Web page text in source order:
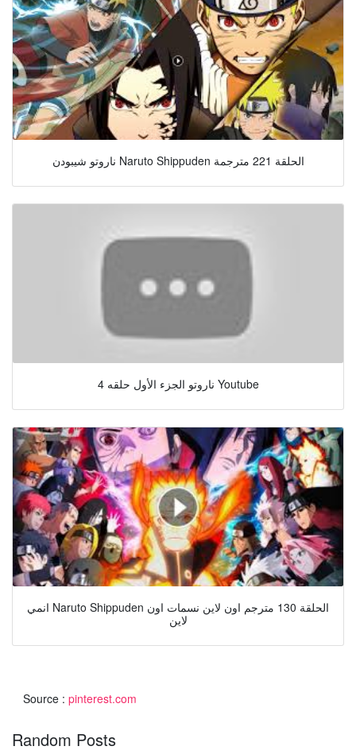
ناروتو شيبودن Naruto Shippuden الحلقة 221 مترجمة
ناروتو الجزء الأول حلقه 4 Youtube
انمي Naruto Shippuden الحلقة 130 مترجم اون لاين نسمات اون
لاين
Source : pinterest.com
Random Posts